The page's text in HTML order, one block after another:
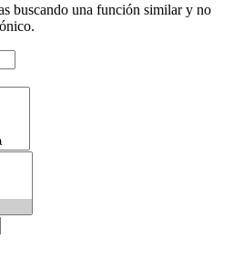
buscando una función similar y no